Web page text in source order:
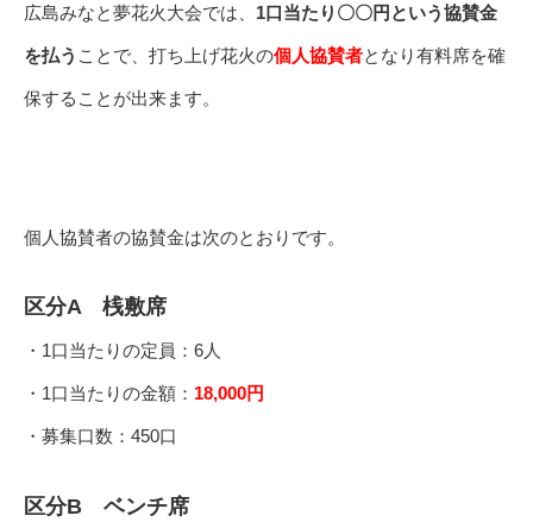
広島みなと夢花火大会では、 1口当たり〇〇円という協賛金
を払う ことで、打ち上げ花火の個人協賛者となり有料席を確
保することが出来ます。
個人協賛者の協賛金は次のとおりです。
区分A 桟敷席
・1口当たりの定員：6人
・1口当たりの金額： 18,000円
・募集口数：450口
区分B ベンチ席